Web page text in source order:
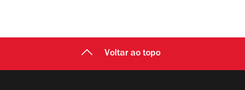
Voltar ao topo